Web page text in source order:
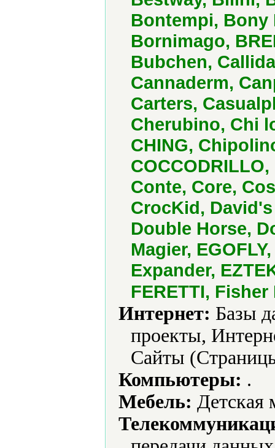
Bontempi, Bony
Bornimago,
Bubchen,
Cannaderm,
Carters,
Cherubino, Chi
CHING,
Conte, Core,
CrocKid,
Double Horse,
Magier,
Expander,
FERETTI, Fisher
Интернет: Базы
проекты,
Сайты
Компьютеры: .
Мебель: Детская